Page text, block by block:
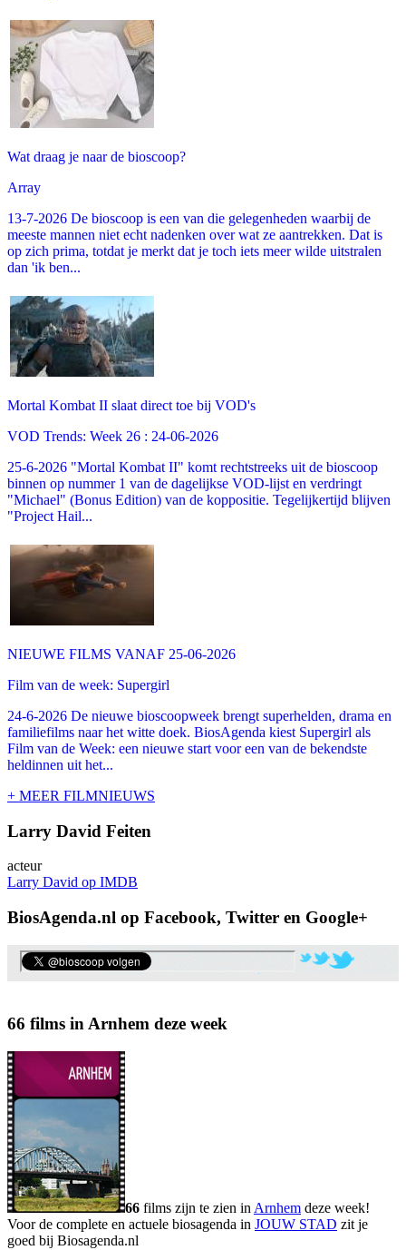
Wat draag je naar de bioscoop?
Array
13-7-2026 De bioscoop is een van die gelegenheden waarbij de
meeste mannen niet echt nadenken over wat ze aantrekken. Dat is
op zich prima, totdat je merkt dat je toch iets meer wilde uitstralen
dan 'ik ben...
Mortal Kombat II slaat direct toe bij VOD's
VOD Trends: Week 26 : 24-06-2026
25-6-2026 "Mortal Kombat II" komt rechtstreeks uit de bioscoop
binnen op nummer 1 van de dagelijkse VOD-lijst en verdringt
"Michael" (Bonus Edition) van de koppositie. Tegelijkertijd blijven
"Project Hail...
NIEUWE FILMS VANAF 25-06-2026
Film van de week: Supergirl
24-6-2026 De nieuwe bioscoopweek brengt superhelden, drama en
familiefilms naar het witte doek. BiosAgenda kiest Supergirl als
Film van de Week: een nieuwe start voor een van de bekendste
heldinnen uit het...
+ MEER FILMNIEUWS
Larry David Feiten
acteur
Larry David op IMDB
BiosAgenda.nl op Facebook, Twitter en Google+
66 films in Arnhem deze week
66 films zijn te zien in Arnhem deze week!
Voor de complete en actuele biosagenda in JOUW STAD zit je
goed bij Biosagenda.nl